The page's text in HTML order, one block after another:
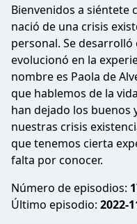
Bienvenidos a siéntete
nació de una crisis
personal. Se
evolucionó en la
nombre es Paola de
que hablemos de la
han dejado los buenos
nuestras crisis
que tenemos cierta
falta por conocer.
Número de episodios:
Último episodio: 2022-